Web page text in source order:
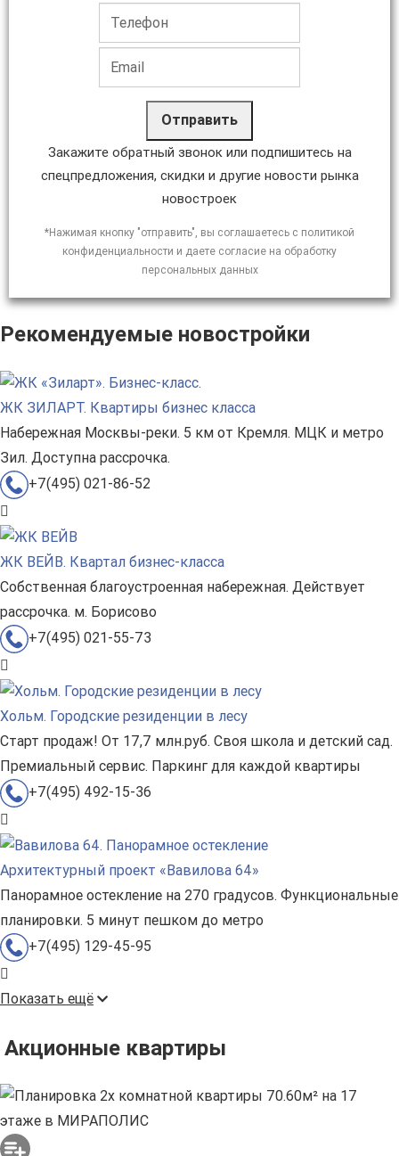
Отправить
Закажите обратный звонок или подпишитесь на
спецпредложения, скидки и другие новости рынка
новостроек
*Нажимая кнопку "отправить", вы соглашаетесь с политикой
конфиденциальности и даете согласие на обработку
персональных данных
Рекомендуемые новостройки
ЖК ЗИЛАРТ. Квартиры бизнес класса
Набережная Москвы-реки. 5 км от Кремля. МЦК и метро
Зил. Доступна рассрочка.
+7(495) 021-86-52
ЖК ВЕЙВ. Квартал бизнес-класса
Собственная благоустроенная набережная. Действует
рассрочка. м. Борисово
+7(495) 021-55-73
Хольм. Городские резиденции в лесу
Старт продаж! От 17,7 млн.руб. Своя школа и детский сад.
Премиальный сервис. Паркинг для каждой квартиры
+7(495) 492-15-36
Архитектурный проект «Вавилова 64»
Панорамное остекление на 270 градусов. Функциональные
планировки. 5 минут пешком до метро
+7(495) 129-45-95
Показать ещё
Акционные квартиры